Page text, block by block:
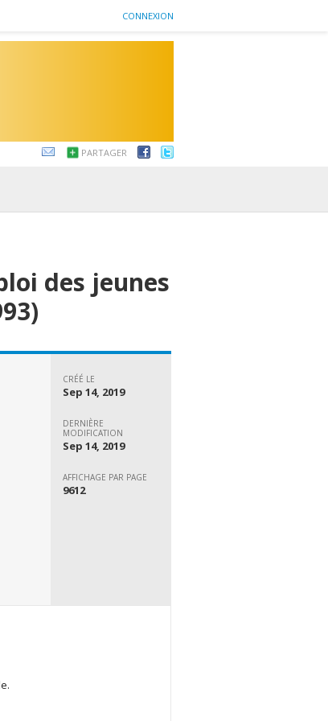
CONNEXION
PARTAGER
des jeunes
CRÉÉ LE
Sep 14, 2019
DERNIÈRE
MODIFICATION
Sep 14, 2019
AFFICHAGE PAR PAGE
9612